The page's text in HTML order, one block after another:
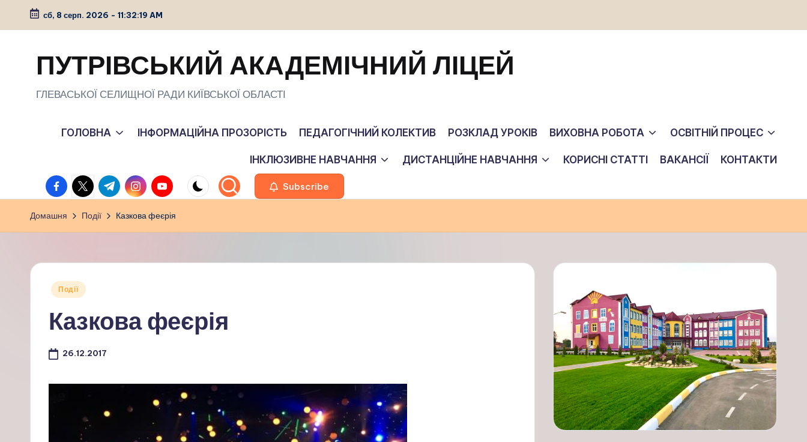
Перейти
сб, 8 серп. 2026 - 11:32:20 AM
ПУТРІВСЬКИЙ АКАДЕМІЧНИЙ ЛІЦЕЙ
ГЛЕВАСЬКОЇ СЕЛИЩНОЇ РАДИ КИЇВСЬКОЇ ОБЛАСТІ
ГОЛОВНА ІНФОРМАЦІЙНА ПРОЗОРІСТЬ ПЕДАГОГІЧНИЙ КОЛЕКТИВ РОЗКЛАД УРОКІВ ВИХОВНА РОБОТА ОСВІТНІЙ ПРОЦЕС
ІНКЛЮЗИВНЕ НАВЧАННЯ ДИСТАНЦІЙНЕ НАВЧАННЯ КОРИСНІ СТАТТІ ВАКАНСІЇ
КОНТАКТИ
facebook.com
twitter.com
t.me instagram.com
youtube.com Subscribe
Домашня Події Казкова феєрія
Опубліковано
Події
Казкова феєрія
26.12.2017